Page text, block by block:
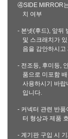
④SIDE MIRROR
치 여부
- 본넷(후드), 앞뒤
및 스크래치가
음을 감안하시
- 전조등, 후미등,
품으로 미포함
사용하시기 바
입니다.
- 커넥터 관련 반품
터 형상과 제품
- 계기판 구입 시